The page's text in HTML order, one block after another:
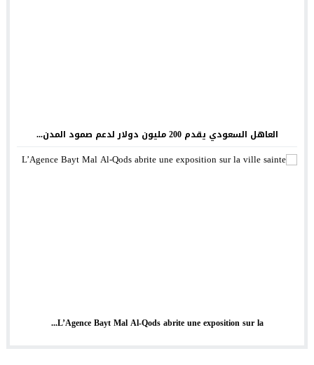
العاهل السعودي يقدم 200 مليون دولار لدعم صمود المدن...
L’Agence Bayt Mal Al-Qods abrite une exposition sur la...